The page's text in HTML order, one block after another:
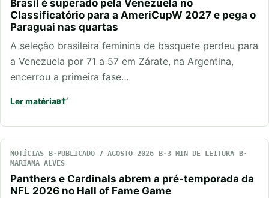
Brasil é superado pela Venezuela no
Classificatório para a AmeriCupW 2027 e pega o
Paraguai nas quartas
A seleção brasileira feminina de basquete perdeu para
a Venezuela por 71 a 57 em Zárate, na Argentina,
encerrou a primeira fase…
Ler matéria
NOTÍCIAS PUBLICADO 7 AGOSTO 2026
3 MIN DE LEITURA
MARIANA ALVES
Panthers e Cardinals abrem a pré-temporada da
NFL 2026 no Hall of Fame Game